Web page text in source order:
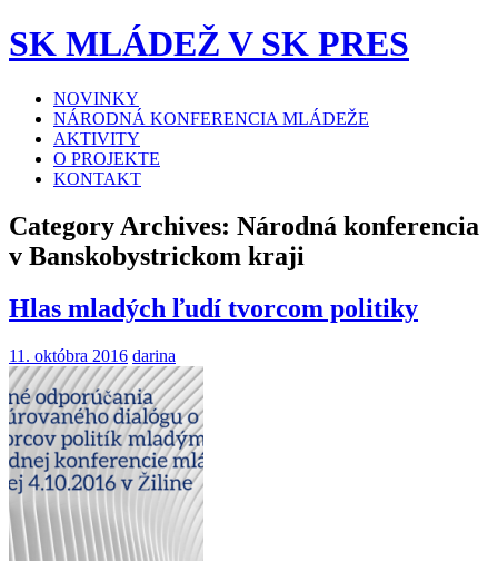
SK MLÁDEŽ V SK PRES
NOVINKY
NÁRODNÁ KONFERENCIA MLÁDEŽE
AKTIVITY
O PROJEKTE
KONTAKT
Category Archives: Národná konferencia
v Banskobystrickom kraji
Hlas mladých ľudí tvorcom politiky
11. októbra 2016 darina